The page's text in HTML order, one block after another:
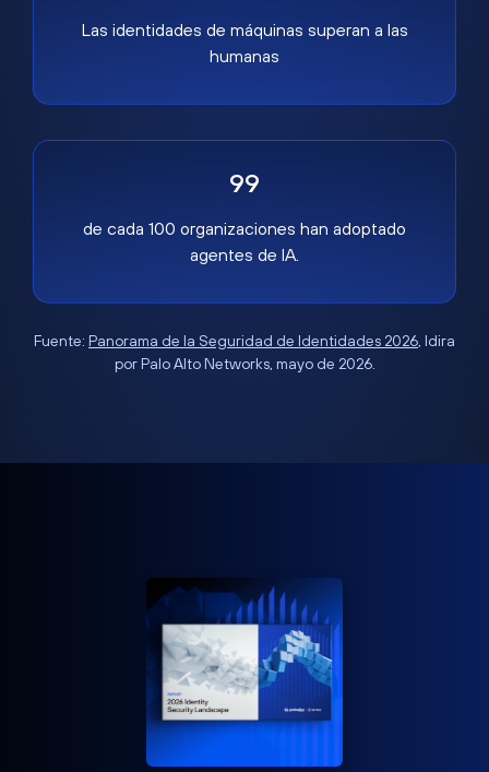
Las identidades de máquinas superan a las
humanas
99
de cada 100 organizaciones han adoptado
agentes de IA.
Fuente: Panorama de la Seguridad de Identidades 2026, Idira
por Palo Alto Networks, mayo de 2026.